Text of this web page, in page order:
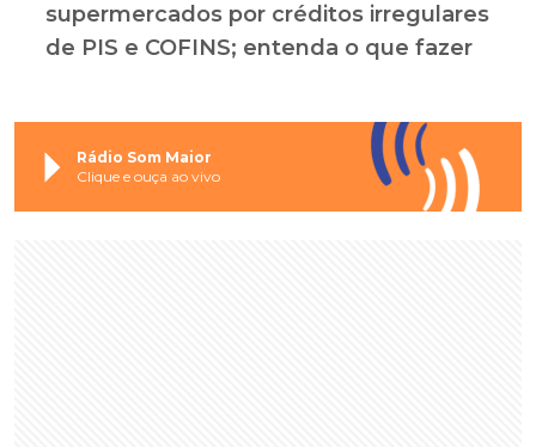
supermercados por créditos irregulares
de PIS e COFINS; entenda o que fazer
Rádio Som Maior
Clique e ouça ao vivo